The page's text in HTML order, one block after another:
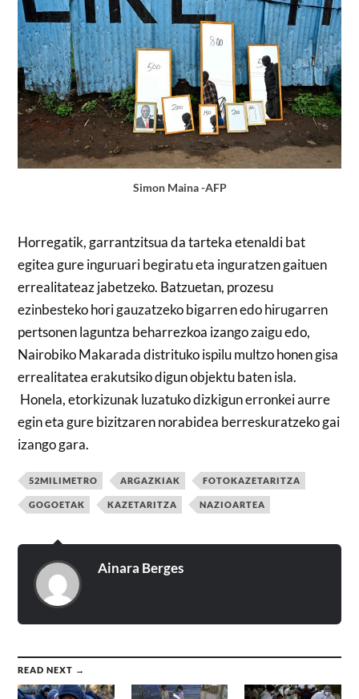
Simon Maina -AFP
Horregatik, garrantzitsua da tarteka etenaldi bat
egitea gure inguruari begiratu eta inguratzen gaituen
errealitateaz jabetzeko. Batzuetan, prozesu
ezinbesteko hori gauzatzeko bigarren edo hirugarren
pertsonen laguntza beharrezkoa izango zaigu edo,
Nairobiko Makarada distrituko ispilu multzo honen gisa
errealitatea erakutsiko digun objektu baten isla.
Honela, etorkizunak luzatuko dizkigun erronkei aurre
egin eta gure bizitzaren norabidea berreskuratzeko gai
izango gara.
52MILIMETRO ARGAZKIAK FOTOKAZETARITZA
GOGOETAK KAZETARITZA NAZIOARTEA
Ainara Berges
READ NEXT →